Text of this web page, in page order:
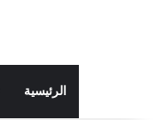
الرئيسية